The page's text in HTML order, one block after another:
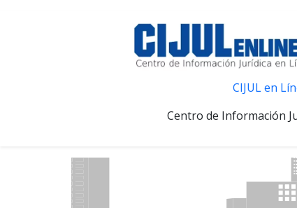
CIJUL en
Centro de Información